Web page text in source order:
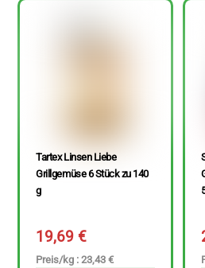
Tartex Linsen Liebe
Grillgemüse 6 Stück zu 140
g
19,69€
Preis/kg : 23,43 €